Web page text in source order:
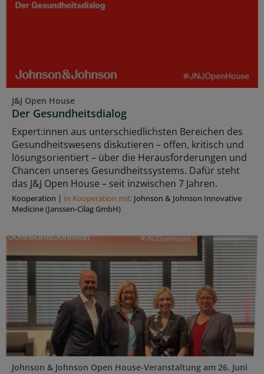
J&J Open House
Der Gesundheitsdialog
Expert:innen aus unterschiedlichsten Bereichen des
Gesundheitswesens diskutieren – offen, kritisch und
lösungsorientiert – über die Herausforderungen und
Chancen unseres Gesundheitssystems. Dafür steht
das J&J Open House – seit inzwischen 7 Jahren.
Kooperation | In Kooperation mit: Johnson & Johnson Innovative
Medicine (Janssen-Cilag GmbH)
Johnson & Johnson Open House-Veranstaltung am 26. Juni